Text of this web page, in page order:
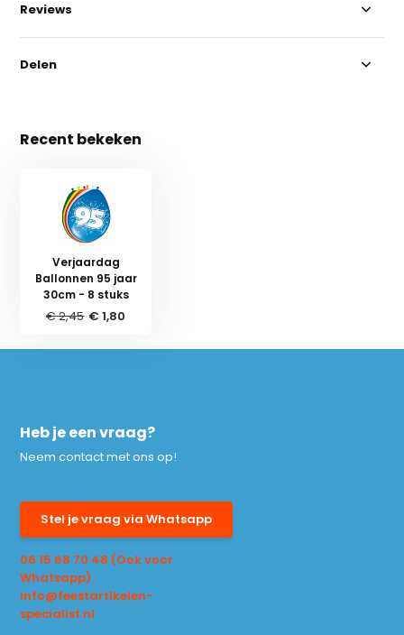
Reviews
Delen
Recent bekeken
Verjaardag
Ballonnen 95 jaar
30cm - 8 stuks
€ 2,45 € 1,80
Heb je een vraag?
Neem contact met ons op!
Stel je vraag via Whatsapp
06 15 68 70 48 (Ook voor
Whatsapp)
info@feestartikelen-
specialist.nl